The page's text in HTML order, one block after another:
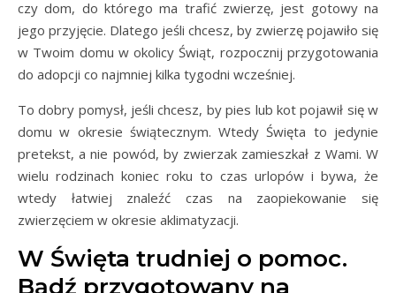
czy dom, do którego ma trafić zwierzę, jest gotowy na
jego przyjęcie. Dlatego jeśli chcesz, by zwierzę pojawiło się
w Twoim domu w okolicy Świąt, rozpocznij przygotowania
do adopcji co najmniej kilka tygodni wcześniej.
To dobry pomysł, jeśli chcesz, by pies lub kot pojawił się w
domu w okresie świątecznym. Wtedy Święta to jedynie
pretekst, a nie powód, by zwierzak zamieszkał z Wami. W
wielu rodzinach koniec roku to czas urlopów i bywa, że
wtedy łatwiej znaleźć czas na zaopiekowanie się
zwierzęciem w okresie aklimatyzacji.
W Święta trudniej o pomoc.
Bądź przygotowany na